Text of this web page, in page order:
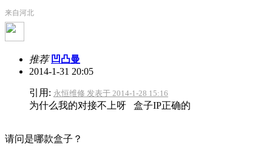
来自河北
推荐 凹凸曼
2014-1-31 20:05
引用: 永恒维修 发表于 2014-1-28 15:16
为什么我的对接不上呀 盒子IP正确的
请问是哪款盒子？